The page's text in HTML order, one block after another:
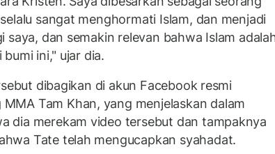
sangat menghormati Islam, dan menjadi
saya, dan semakin relevan bahwa Islam
ini," ujar dia.
dibagikan di akun Facebook resmi
Tam Khan, yang menjelaskan dalam
dia merekam video tersebut dan tampaknya
Tate telah mengucapkan syahadat.